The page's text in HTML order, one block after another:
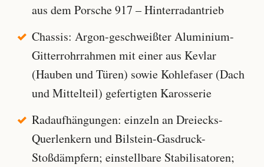
aus dem Porsche 917 – Hinterradantrieb
Chassis: Argon-geschweißter Aluminium-
Gitterrohrrahmen mit einer aus Kevlar
(Hauben und Türen) sowie Kohlefaser (Dach
und Mittelteil) gefertigten Karosserie
Radaufhängungen: einzeln an Dreiecks-
Querlenkern und Bilstein-Gasdruck-
Stoßdämpfern; einstellbare Stabilisatoren;